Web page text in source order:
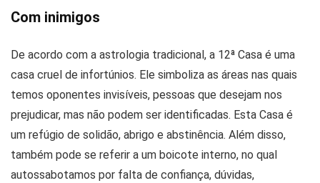
Com inimigos
De acordo com a astrologia tradicional, a 12ª Casa é uma
casa cruel de infortúnios. Ele simboliza as áreas nas quais
temos oponentes invisíveis, pessoas que desejam nos
prejudicar, mas não podem ser identificadas. Esta Casa é
um refúgio de solidão, abrigo e abstinência. Além disso,
também pode se referir a um boicote interno, no qual
autossabotamos por falta de confiança, dúvidas,